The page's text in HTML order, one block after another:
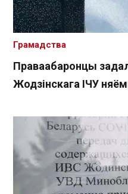
Праваабаронцы
Жодзінскага ІЧУ
Грамадства